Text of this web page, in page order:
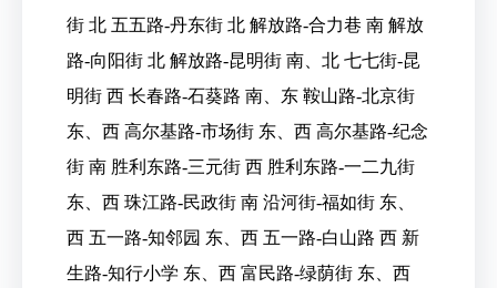
街 北 五五路-丹东街 北 解放路-合力巷 南 解放
路-向阳街 北 解放路-昆明街 南、北 七七街-昆
明街 西 长春路-石葵路 南、东 鞍山路-北京街
东、西 高尔基路-市场街 东、西 高尔基路-纪念
街 南 胜利东路-三元街 西 胜利东路-一二九街
东、西 珠江路-民政街 南 沿河街-福如街 东、
西 五一路-知邻园 东、西 五一路-白山路 西 新
生路-知行小学 东、西 富民路-绿荫街 东、西